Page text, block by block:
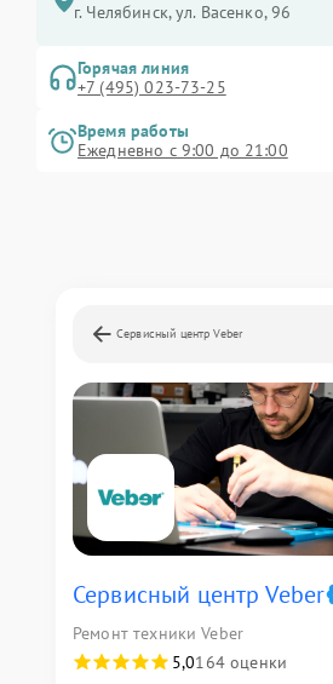
г. Челябинск, ул. Васенко, 96
Горячая линия
+7 (495) 023-73-25
Время работы
Ежедневно с 9:00 до 21:00
Сервисный центр Veber
Сервисный центр Veber
Ремонт техники Veber
5,0164 оценки